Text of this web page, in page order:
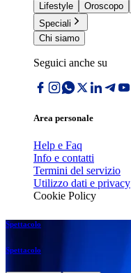
Lifestyle
Oroscopo
Speciali
Chi siamo
Seguici anche su
Area personale
Help e Faq
Info e contatti
Termini del servizio
Utilizzo dati e privacy
Cookie Policy
Spettacolo
Spettacolo